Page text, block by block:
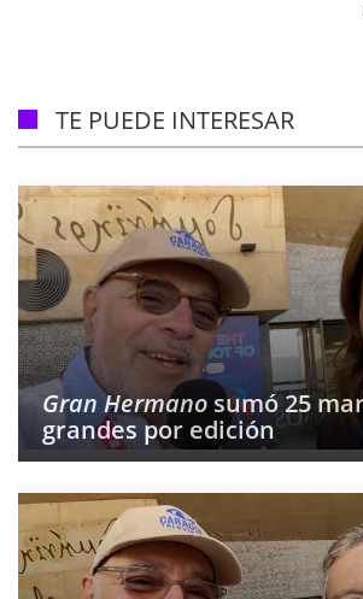
TE PUEDE INTERESAR
Gran Hermano sumó 25
grandes por edición